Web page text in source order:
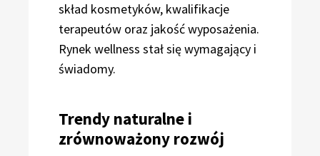
skład kosmetyków, kwalifikacje
terapeutów oraz jakość wyposażenia.
Rynek wellness stał się wymagający i
świadomy.
Trendy naturalne i
zrównoważony rozwój